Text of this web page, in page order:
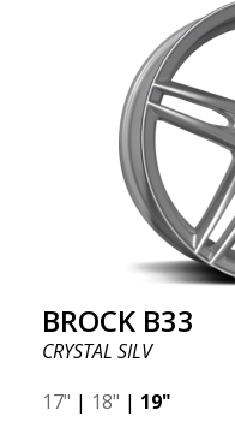
BROCK B33
CRYSTAL SILV
17" | 18" | 19"